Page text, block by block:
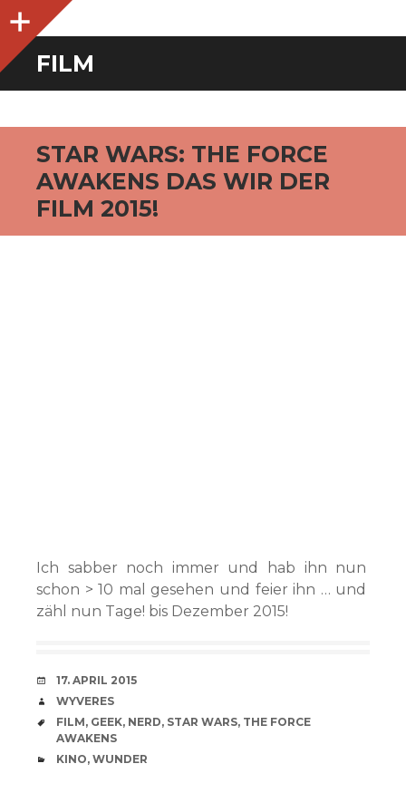
O
p
e
n
i
d
e
b
a
FILM
STAR WARS: THE FORCE
AWAKENS DAS WIR DER
FILM 2015!
Ich sabber noch immer und hab ihn nun
schon > 10 mal gesehen und feier ihn … und
zähl nun Tage! bis Dezember 2015!
VERABREDUNG
17. APRIL 2015
VERFASSER
WYVERES
SCHLAGWÖRTER
FILM, GEEK, NERD, STAR WARS, THE FORCE
AWAKENS
CATEGORIES
KINO, WUNDER